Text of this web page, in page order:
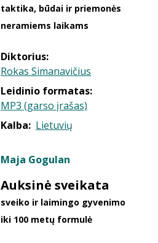
taktika, būdai ir priemonės
neramiems laikams
Diktorius:
Rokas Simanavičius
Leidinio formatas:
MP3 (garso įrašas)
Kalba: Lietuvių
Maja Gogulan
Auksinė sveikata
sveiko ir laimingo gyvenimo
iki 100 metų formulė